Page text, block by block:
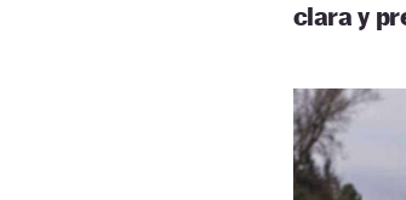
clara y